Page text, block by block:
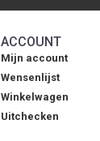
ACCOUNT
Mijn account
Wensenlijst
Winkelwagen
Uitchecken